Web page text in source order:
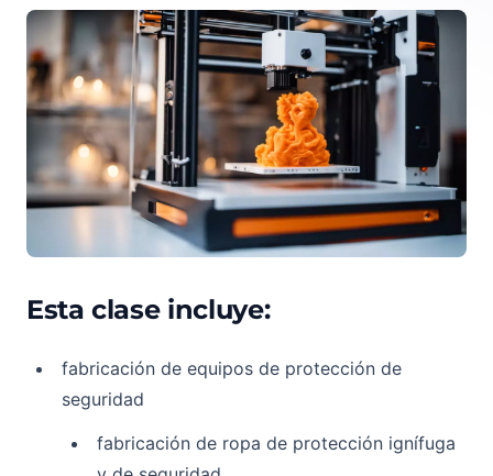
Esta clase incluye:
fabricación de equipos de protección de
seguridad
fabricación de ropa de protección ignífuga